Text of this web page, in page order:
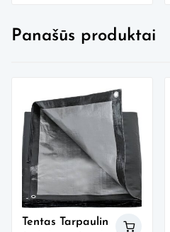
Panašūs produktai
Tentas Tarpaulin